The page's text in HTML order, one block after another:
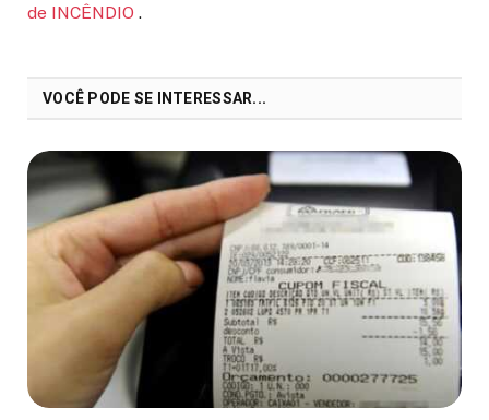
de INCÊNDIO .
VOCÊ PODE SE INTERESSAR...